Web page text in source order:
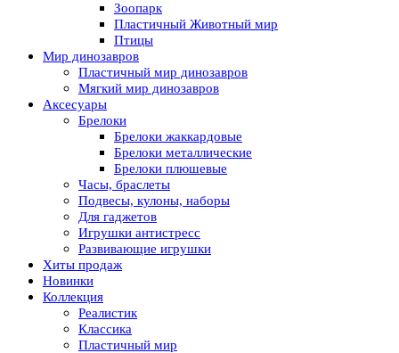
Зоопарк
Пластичный Животный мир
Птицы
Мир динозавров
Пластичный мир динозавров
Мягкий мир динозавров
Аксесуары
Брелоки
Брелоки жаккардовые
Брелоки металлические
Брелоки плюшевые
Часы, браслеты
Подвесы, кулоны, наборы
Для гаджетов
Игрушки антистресс
Развивающие игрушки
Хиты продаж
Новинки
Коллекция
Реалистик
Классика
Пластичный мир